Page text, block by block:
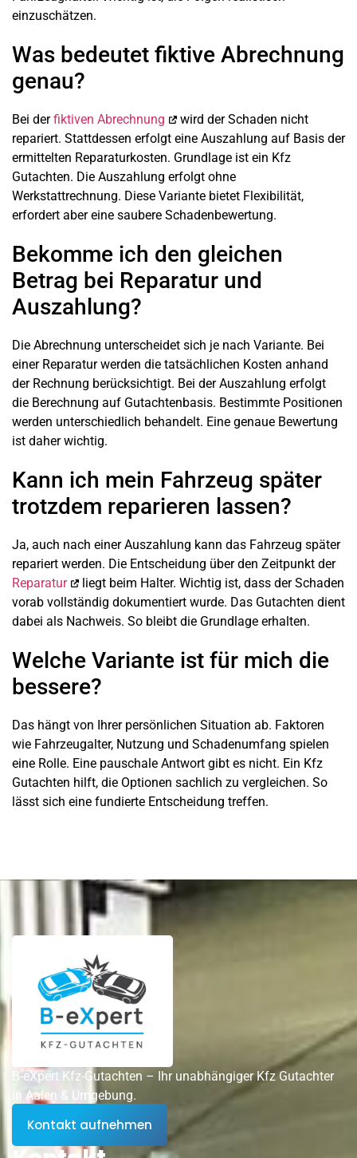
einzuschätzen.
Was bedeutet fiktive Abrechnung
genau?
Bei derfiktiven Abrechnung
wird der Schaden nicht
repariert. Stattdessen erfolgt eine Auszahlung auf Basis der
ermittelten Reparaturkosten. Grundlage ist ein Kfz
Gutachten. Die Auszahlung erfolgt ohne
Werkstattrechnung. Diese Variante bietet Flexibilität,
erfordert aber eine saubere Schadenbewertung.
Bekomme ich den gleichen
Betrag bei Reparatur und
Auszahlung?
Die Abrechnung unterscheidet sich je nach Variante. Bei
einer Reparatur werden die tatsächlichen Kosten anhand
der Rechnung berücksichtigt. Bei der Auszahlung erfolgt
die Berechnung auf Gutachtenbasis. Bestimmte Positionen
werden unterschiedlich behandelt. Eine genaue Bewertung
ist daher wichtig.
Kann ich mein Fahrzeug später
trotzdem reparieren lassen?
Ja, auch nach einer Auszahlung kann das Fahrzeug später
repariert werden. Die Entscheidung über den Zeitpunkt der
Reparatur
liegt beim Halter. Wichtig ist, dass der Schaden
vorab vollständig dokumentiert wurde. Das Gutachten dient
dabei als Nachweis. So bleibt die Grundlage erhalten.
Welche Variante ist für mich die
bessere?
Das hängt von Ihrer persönlichen Situation ab. Faktoren
wie Fahrzeugalter, Nutzung und Schadenumfang spielen
eine Rolle. Eine pauschale Antwort gibt es nicht. Ein Kfz
Gutachten hilft, die Optionen sachlich zu vergleichen. So
lässt sich eine fundierte Entscheidung treffen.
B-eXpert Kfz-Gutachten – Ihr unabhängiger Kfz Gutachter
in Aalen & Umgebung.
Kontakt aufnehmen